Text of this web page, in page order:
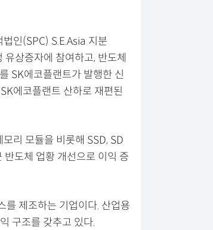
인(SPC) S.E.Asia 지분
상증자에 참여하고, 반도체
SK에코플랜트가 발행한 신
에코플랜트 산하로 재편된
리 모듈을 비롯해 SSD, SD
반도체 업황 개선으로 이익 증
를 제조하는 기업이다. 산업용
구조를 갖추고 있다.